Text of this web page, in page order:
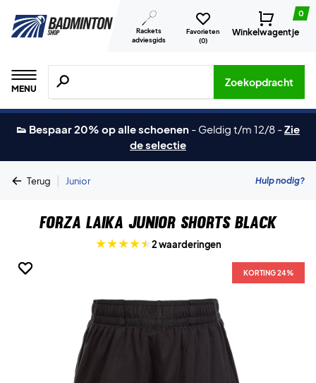
Rackets
adviesgids
Favorieten
(0)
0
Winkelwagentje
MENU
Zoeken naar producten, merken etc.
Zoekopdracht
👟 Bespaar 20% op alle schoenen - Geldig t/m 12/8 -Zie
de selectie
Terug | Junior Hulp nodig?
Forza Laika Junior Shorts Black
2 waarderingen
KORTING 24%
KORTING 24%
KORTING 24%